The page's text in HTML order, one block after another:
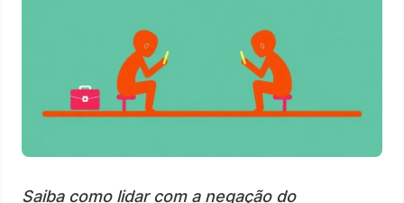
Saiba como lidar com a negação do